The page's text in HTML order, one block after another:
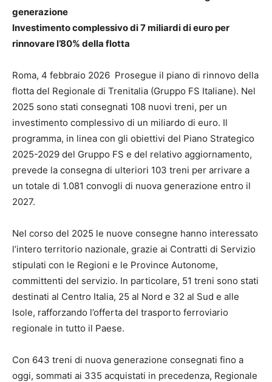
generazione
Investimento complessivo di 7 miliardi di euro per
rinnovare l’80% della flotta
Roma, 4 febbraio 2026 Prosegue il piano di rinnovo della
flotta del Regionale di Trenitalia (Gruppo FS Italiane). Nel
2025 sono stati consegnati 108 nuovi treni, per un
investimento complessivo di un miliardo di euro. Il
programma, in linea con gli obiettivi del Piano Strategico
2025-2029 del Gruppo FS e del relativo aggiornamento,
prevede la consegna di ulteriori 103 treni per arrivare a
un totale di 1.081 convogli di nuova generazione entro il
2027.
Nel corso del 2025 le nuove consegne hanno interessato
l’intero territorio nazionale, grazie ai Contratti di Servizio
stipulati con le Regioni e le Province Autonome,
committenti del servizio. In particolare, 51 treni sono stati
destinati al Centro Italia, 25 al Nord e 32 al Sud e alle
Isole, rafforzando l’offerta del trasporto ferroviario
regionale in tutto il Paese.
Con 643 treni di nuova generazione consegnati fino a
oggi, sommati ai 335 acquistati in precedenza, Regionale